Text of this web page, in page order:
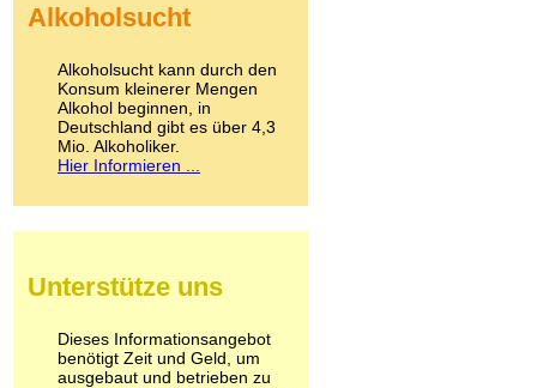
Kokain
LSD
Marihuana
Medikamente
Meskalin
Metamphetamin
Methadon
Pilze
Psychopharmaka
Schlafmittel
Schmerzmittel
Alkoholsucht
Alkoholsucht kann durch den
Konsum kleinerer Mengen
Alkohol beginnen, in
Deutschland gibt es über 4,3
Mio. Alkoholiker.
Hier Informieren ...
Unterstütze uns
Dieses Informationsangebot
benötigt Zeit und Geld, um
ausgebaut und betrieben zu